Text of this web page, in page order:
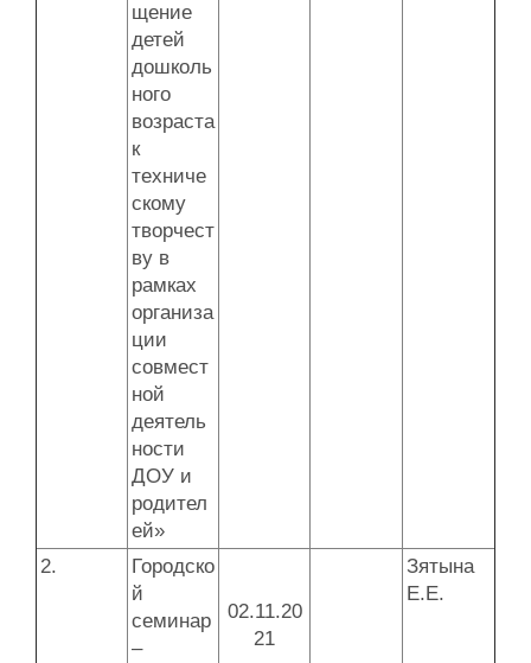
щение
детей
дошколь
ного
возраста
к
техниче
скому
творчест
ву в
рамках
организа
ции
совмест
ной
деятель
ности
ДОУ и
родител
ей»
2.
Городско
й
семинар
–
02.11.20
21
Зятына
Е.Е.